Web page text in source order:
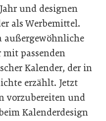
und designen
als Werbemittel.
außergewöhnliche
mit passenden
Kalender, der in
erzählt. Jetzt
vorzubereiten und
Kalenderdesign